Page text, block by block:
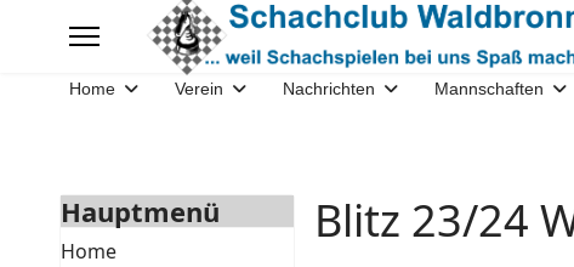
Home Verein Nachrichten Mannschaften
Hauptmenü
Home
Blitz 23/24